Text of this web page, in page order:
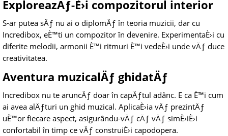
ExploreazÄƒ-È›i compozitorul interior
S-ar putea sÄƒ nu ai o diplomÄƒ în teoria muzicii, dar cu
Incredibox, eÈ™ti un compozitor în devenire. ExperimentaÈ›i cu
diferite melodii, armonii È™i ritmuri È™i vedeÈ›i unde vÄƒ duce
creativitatea.
Aventura muzicalÄƒ ghidatÄƒ
Incredibox nu te aruncÄƒ doar în capÄƒtul adânc. E ca È™i cum
ai avea alÄƒturi un ghid muzical. AplicaÈ›ia vÄƒ prezintÄƒ
uÈ™or fiecare aspect, asigurându-vÄƒ cÄƒ vÄƒ simÈ›iÈ›i
confortabil în timp ce vÄƒ construiÈ›i capodopera.